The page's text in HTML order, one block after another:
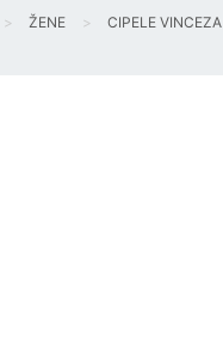
ŽENE CIPELE VINCEZA